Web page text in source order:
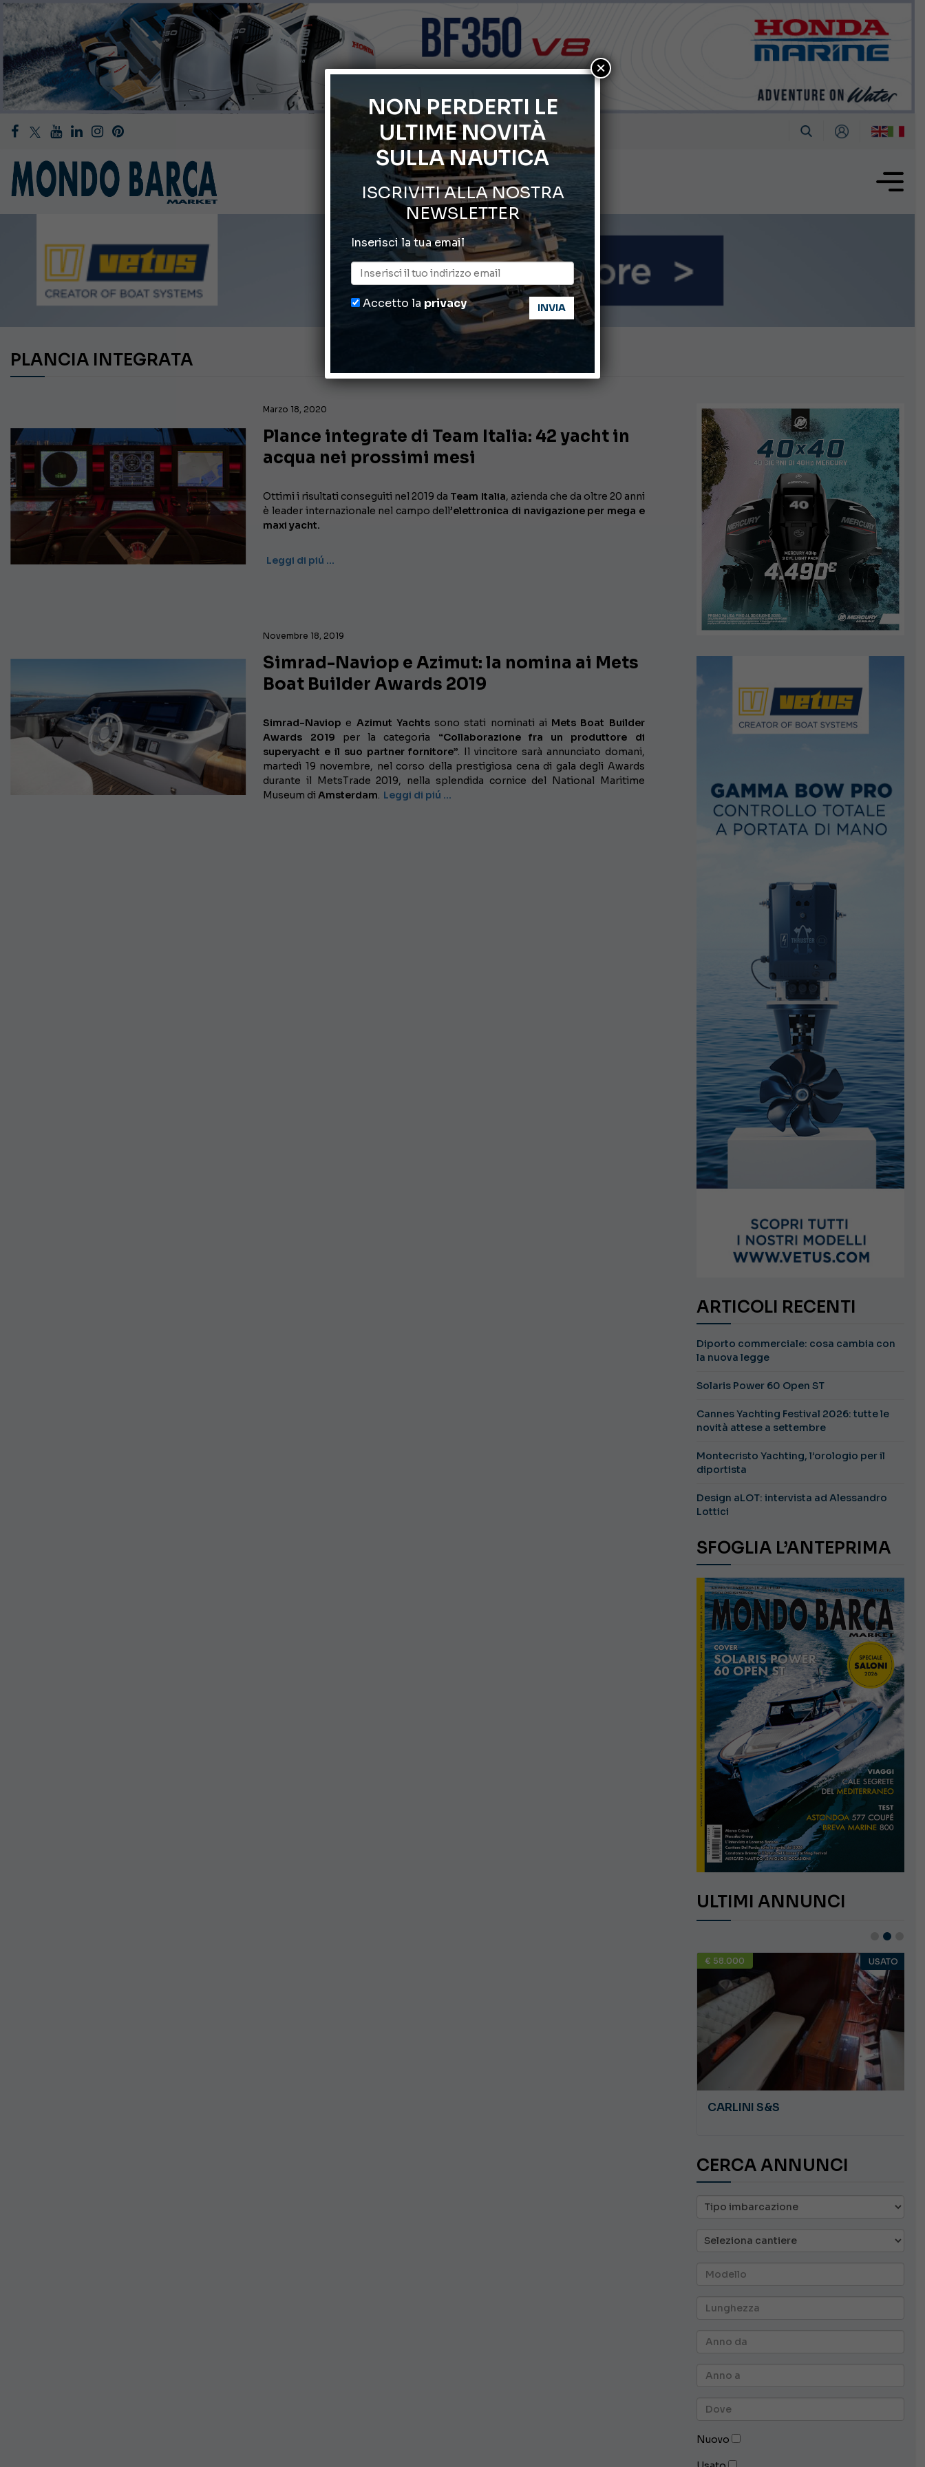
Gommoni Callegari acquisisce Geniuss
66° Salone Nautico Internazionale di Genova
Svelati i Mondiali di Wakeboard 2026
Cannes Yachting Festival 2026: tutte le novità attese a settembre
Montecristo Yachting, l’orologio per il diportista
PLANCIA INTEGRATA
Marzo 18, 2020
Plance integrate di Team Italia: 42 yacht in
acqua nei prossimi mesi
Ottimi i risultati conseguiti nel 2019 da Team Italia, azienda che da oltre 20 anni
è leader internazionale nel campo dell’elettronica di navigazione per mega e
maxi yacht.
Leggi di piú …
Novembre 18, 2019
Simrad-Naviop e Azimut: la nomina ai Mets
Boat Builder Awards 2019
Simrad-Naviop e Azimut Yachtssono stati nominati ai Mets Boat Builder
Awards 2019 per la categoria “Collaborazione fra un produttore di
superyacht e il suo partner fornitore”. Il vincitore sarà annunciato domani,
martedì 19 novembre, nel corso della prestigiosa cena di gala degli Awards
durante il MetsTrade 2019, nella splendida cornice del National Maritime
Museum diAmsterdam. Leggi di piú …
ARTICOLI RECENTI
Diporto commerciale: cosa cambia con
la nuova legge
Solaris Power 60 Open ST
Cannes Yachting Festival 2026: tutte le
novità attese a settembre
Montecristo Yachting, l’orologio per il
diportista
Design aLOT: intervista ad Alessandro
Lottici
SFOGLIA L’ANTEPRIMA
ULTIMI ANNUNCI
€ 58.000 USATO
CARLINI S&S
CERCA ANNUNCI
Nuovo
NON PERDERTI LE
ULTIME NOVITÀ
SULLA NAUTICA
ISCRIVITI ALLA NOSTRA
NEWSLETTER
Inserisci la tua email
Accetto la privacy
×